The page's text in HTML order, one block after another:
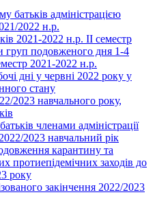
батьків адміністрацією
2022 н.р.
2021-2022 н.р. ІІ семестр
груп подовженого дня 1-4
2021-2022 н.р.
дні у червні 2022 року у
стану
2023 навчального року,
членами адміністрації
2023 навчальний рік
карантину та
протиепідемічних заходів до
року
закінчення 2022/2023